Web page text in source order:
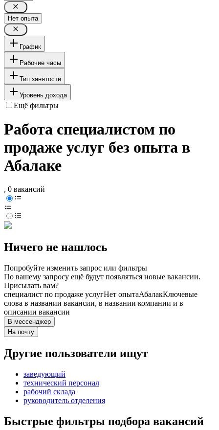
Нет опыта
График
Рабочие часы
Тип занятости
Уровень дохода
Ещё фильтры
Работа специалистом по
продаже услуг без опыта в
Абалаке
, 0 вакансий
Ничего не нашлось
Попробуйте изменить запрос или фильтры
По вашему запросу ещё будут появляться новые вакансии.
Присылать вам?
специалист по продаже услугНет опытаАбалакКлючевые
слова в названии вакансии, в названии компании и в
описании вакансии
В мессенджер
На почту
Другие пользователи ищут
заведующий
технический персонал
рабочий склада
руководитель отделения
Быстрые фильтры подбора вакансий